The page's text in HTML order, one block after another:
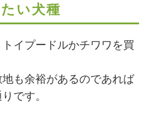
い犬種
イプードルかチワワを買
も余裕があるのであれば
です。